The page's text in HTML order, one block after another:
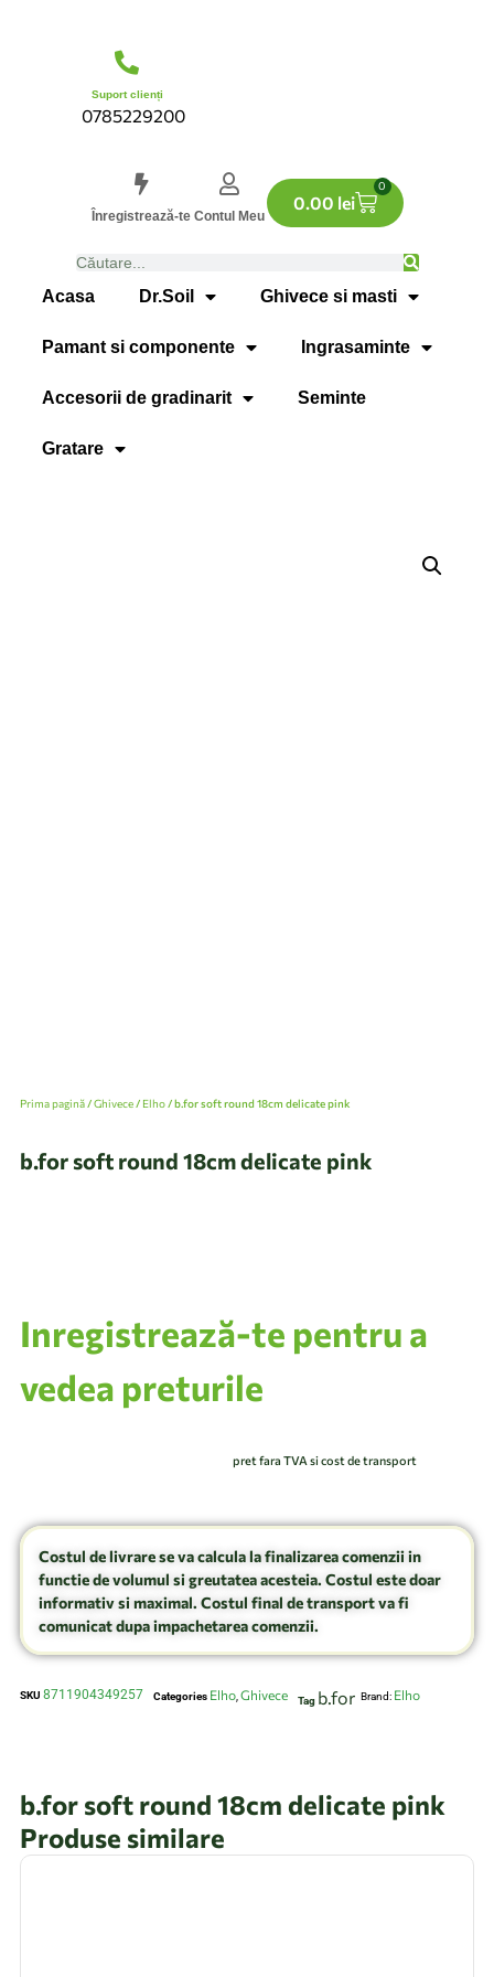
Suport clienți
0785229200
Înregistrează-te Contul Meu
0.00 lei
0
Acasa Dr.Soil Ghivece si masti
Pamant si componente Ingrasaminte
Accesorii de gradinarit Seminte
Gratare
Prima pagină/Ghivece/ Elho/ b.for soft round 18cm delicate pink
b.for soft round 18cm delicate pink
Inregistrează-te pentru a
vedea preturile
pret fara TVA si cost de transport
Costul de livrare se va calcula la finalizarea comenzii in
functie de volumul si greutatea acesteia. Costul este doar
informativ si maximal. Costul final de transport va fi
comunicat dupa impachetarea comenzii.
SKU 8711904349257 Categories Elho Ghivece Tag b.for Brand: Elho
b.for soft round 18cm delicate pink
Produse similare